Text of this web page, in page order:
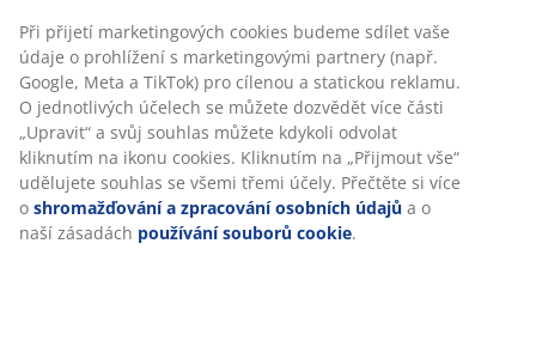
Specifikace
Hodnocení
(3 )
Při přijetí marketingových cookies budeme sdílet vaše
údaje o prohlížení s marketingovými partnery (např.
Google, Meta a TikTok) pro cílenou a statickou reklamu.
O jednotlivých účelech se můžete dozvědět více části
„Upravit“ a svůj souhlas můžete kdykoli odvolat
kliknutím na ikonu cookies. Kliknutím na „Přijmout vše“
udělujete souhlas se všemi třemi účely. Přečtěte si více
o shromažďování a zpracování osobních údajů a o
naší zásadách používání souborů cookie.